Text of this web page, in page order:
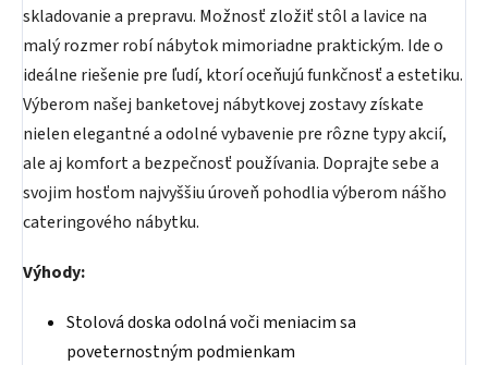
skladovanie a prepravu. Možnosť zložiť stôl a lavice na
malý rozmer robí nábytok mimoriadne praktickým. Ide o
ideálne riešenie pre ľudí, ktorí oceňujú funkčnosť a estetiku.
Výberom našej banketovej nábytkovej zostavy získate
nielen elegantné a odolné vybavenie pre rôzne typy akcií,
ale aj komfort a bezpečnosť používania. Doprajte sebe a
svojim hosťom najvyššiu úroveň pohodlia výberom nášho
cateringového nábytku.
Výhody:
Stolová doska odolná voči meniacim sa
poveternostným podmienkam